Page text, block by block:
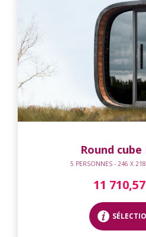
Round cube
5 PERSONNES - 246 X
11